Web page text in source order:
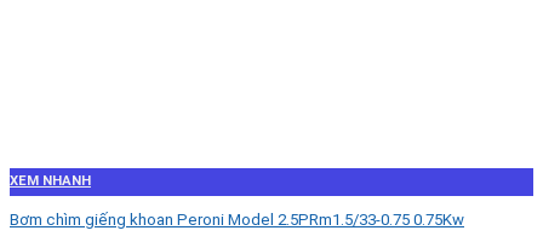
XEM NHANH
Bơm chìm giếng khoan Peroni Model 2.5PRm1.5/33-0.75 0.75Kw